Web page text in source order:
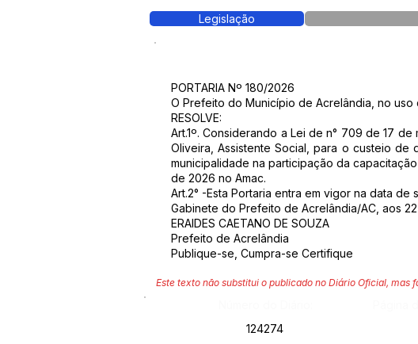
Legislação
PORTARIA Nº 180/2026
O Prefeito do Município de Acrelândia, no
RESOLVE:
Art.1º. Considerando a Lei de n° 709 de 17
Oliveira, Assistente Social, para o custeio de
municipalidade na participação da
de 2026 no Amac.
Art.2° -Esta Portaria entra em vigor na data de
Gabinete do Prefeito de Acrelândia/AC, aos
ERAIDES CAETANO DE SOUZA
Prefeito de Acrelândia
Publique-se, Cumpra-se Certifique
Este texto não substitui o publicado no Diário Oficial,
124274